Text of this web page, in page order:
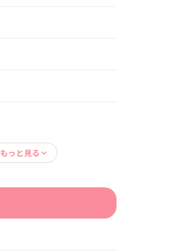
もっと見る